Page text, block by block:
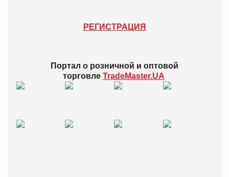
РЕГИСТРАЦИЯ
Портал о розничной и оптовой
торговле TradeMaster.UA